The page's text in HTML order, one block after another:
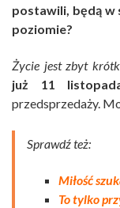
postawili, będą w
poziomie?
Życie jest zbyt
już 11
przedsprzedaży.
Sprawdź też:
Miłość
To tylko